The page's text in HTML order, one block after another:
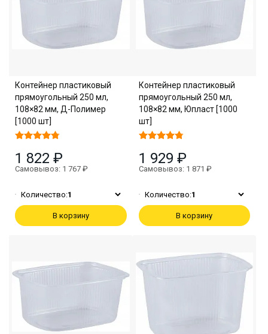
Контейнер пластиковый
прямоугольный 250 мл,
108×82 мм, Д-Полимер
[1000 шт]
1 822 ₽
Самовывоз: 1 767 ₽
Количество:1
В корзину
Контейнер пластиковый
прямоугольный 250 мл,
108×82 мм, Юпласт [1000
шт]
1 929 ₽
Самовывоз: 1 871 ₽
Количество:1
В корзину